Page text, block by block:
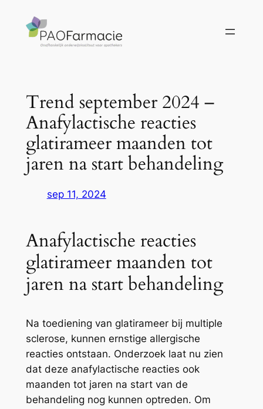
Trend september 2024 –
Anafylactische reacties
glatirameer maanden tot
jaren na start behandeling
sep 11, 2024
Anafylactische reacties
glatirameer maanden tot
jaren na start behandeling
Na toediening van glatirameer bij multiple
sclerose, kunnen ernstige allergische
reacties ontstaan. Onderzoek laat nu zien
dat deze anafylactische reacties ook
maanden tot jaren na start van de
behandeling nog kunnen optreden. Om